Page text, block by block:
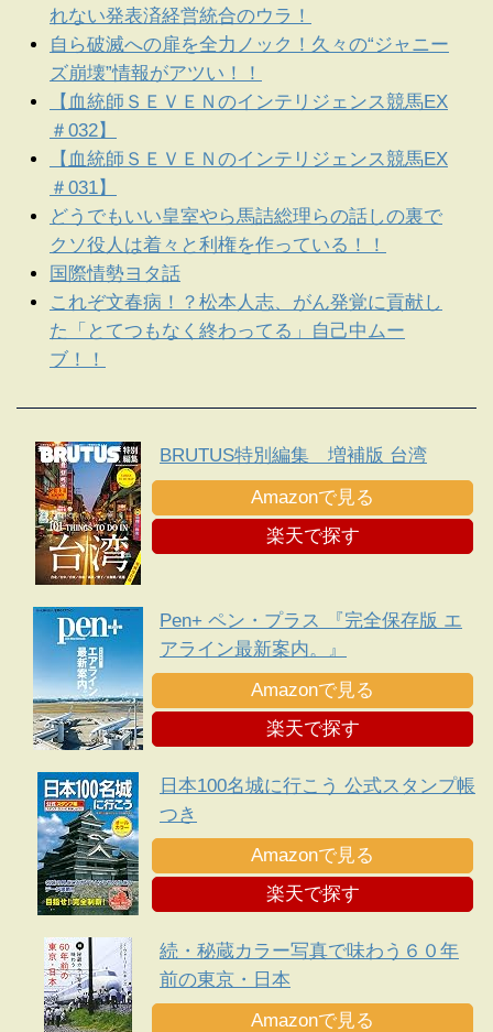
れない発表済経営統合のウラ！
自ら破滅への扉を全力ノック！久々の“ジャニー
ズ崩壊”情報がアツい！！
【血統師ＳＥＶＥＮのインテリジェンス競馬EX
＃032】
【血統師ＳＥＶＥＮのインテリジェンス競馬EX
＃031】
どうでもいい皇室やら馬詰総理らの話しの裏で
クソ役人は着々と利権を作っている！！
国際情勢ヨタ話
これぞ文春病！？松本人志、がん発覚に貢献し
た「とてつもなく終わってる」自己中ムー
ブ！！
BRUTUS特別編集 増補版 台湾
Amazonで見る
楽天で探す
Pen+ ペン・プラス 『完全保存版 エ
アライン最新案内。』
Amazonで見る
楽天で探す
日本100名城に行こう 公式スタンプ帳
つき
Amazonで見る
楽天で探す
続・秘蔵カラー写真で味わう６０年
前の東京・日本
Amazonで見る